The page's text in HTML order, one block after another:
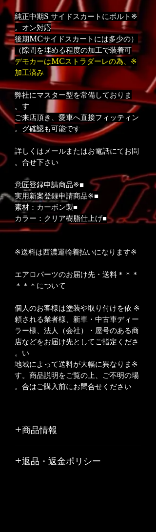
※純正中期S サイドスカートにボルト
オン対応。
（後期MCサイドスカートには多少の
隙間を埋める程度の加工で装着可）
※デモカーはMCストラダーレの為、
加工済み
弊社にマスター型を常備しておりま
す。
ご来店頂き、愛車へ直接フィッティン
グ確認も可能です。
詳しくはメールまたはお電話にてお問
合せ下さい。
■※意匠登録申請商品
■※実用新案登録申請商品
■素材：カーボン製
■カラー：クリア樹脂仕上げ
※送料は西濃運輸着払いになります※
＊＊＊エアロパーツのお届け先・送料
について＊＊＊
※ 個人のお客様は塗装や取り付けを依
頼される業者様、新車・中古車ディー
ラー様、法人（会社）・屋号のある商
店などをお届け先としてご指定くださ
い。
※地域によって送料が大幅に異なりま
す。商品説明をご覧の上、ご不明の場
合はご購入前にお問合せください。
商品情報
クリア樹脂仕上げ
返品・返金ポリシー